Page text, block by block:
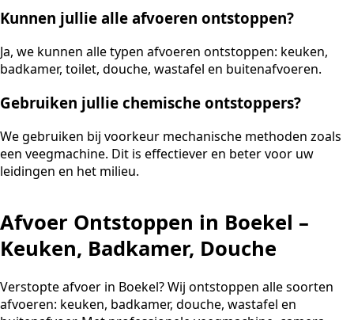
Kunnen jullie alle afvoeren ontstoppen?
Ja, we kunnen alle typen afvoeren ontstoppen: keuken,
badkamer, toilet, douche, wastafel en buitenafvoeren.
Gebruiken jullie chemische ontstoppers?
We gebruiken bij voorkeur mechanische methoden zoals
een veegmachine. Dit is effectiever en beter voor uw
leidingen en het milieu.
Afvoer Ontstoppen in Boekel –
Keuken, Badkamer, Douche
Verstopte afvoer in Boekel? Wij ontstoppen alle soorten
afvoeren: keuken, badkamer, douche, wastafel en